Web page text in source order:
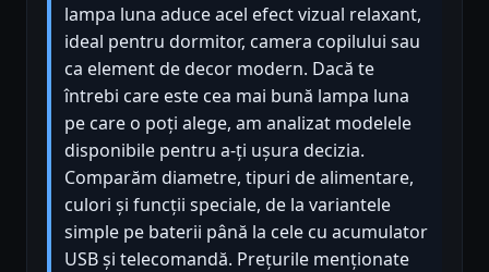
lampa luna aduce acel efect vizual relaxant,
ideal pentru dormitor, camera copilului sau
ca element de decor modern. Dacă te
întrebi care este cea mai bună lampa luna
pe care o poți alege, am analizat modelele
disponibile pentru a-ți ușura decizia.
Comparăm diametre, tipuri de alimentare,
culori și funcții speciale, de la variantele
simple pe baterii până la cele cu acumulator
USB și telecomandă. Prețurile menționate